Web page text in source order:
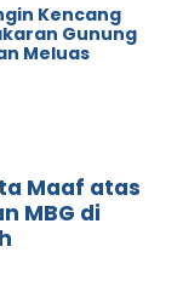
Kencang
Gunung
Meluas
Maaf atas
MBG di